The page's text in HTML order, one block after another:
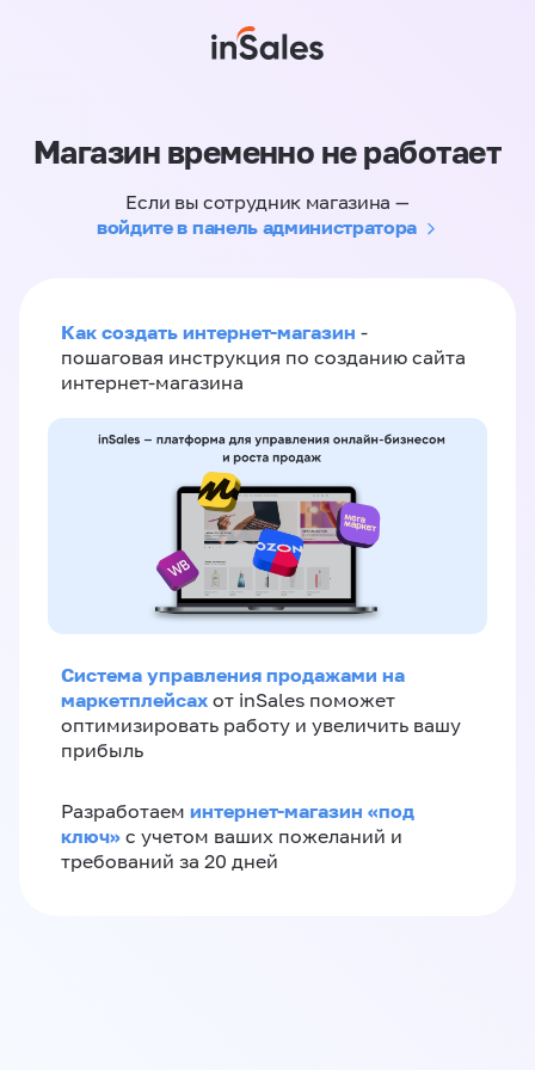
Магазин временно не работает
Если вы сотрудник магазина —
войдите в панель администратора
Как создать интернет-магазин -
пошаговая инструкция по созданию сайта
интернет-магазина
Система управления продажами на
маркетплейсах от inSales поможет
оптимизировать работу и увеличить вашу
прибыль
Разработаем интернет-магазин «‎под
ключ»‎ с учетом ваших пожеланий и
требований за 20 дней